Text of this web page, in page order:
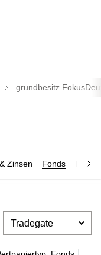
grundbesitz
Zinsen Fonds